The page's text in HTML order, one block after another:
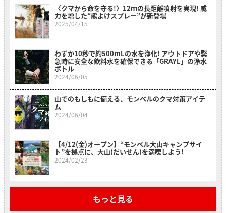
〈クマから命を守る!〉12ｍの長距離噴射を実現! 威
力を増した“熊よけスプレー”が新登場
2025/04/15
わずか10秒で約500mLの水を浄化! アウトドアや緊
急時に安全な飲料水を確保できる「GRAYL」の浄水
ボトル
2024/06/05
山でのもしもに備える、モンベルのクマ対策アイテ
ム
2024/06/04
【4/12(金)オープン】“モンベル大山キャンプサイ
ト”を拠点に、大山(だいせん)を満喫しよう!
2024/02/23
もっと見る